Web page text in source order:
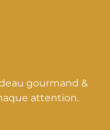
gourmand &
attention.